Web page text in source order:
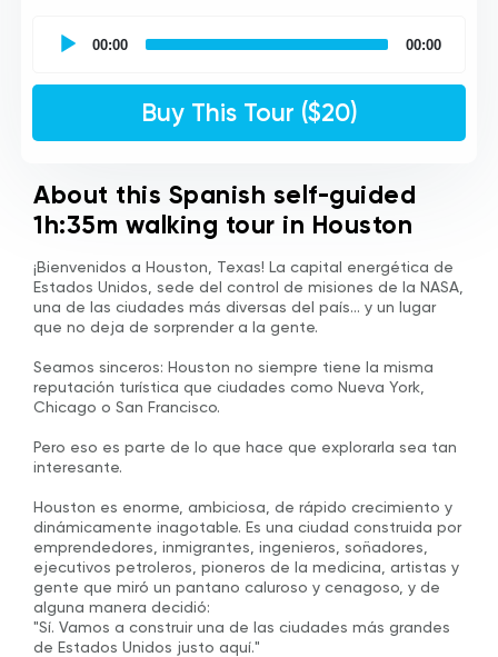
self
00:00 00:00
Buy This Tour ($20)
About this Spanish self-guided
1h:35m walking tour in Houston
¡Bienvenidos a Houston, Texas! La capital energética de
Estados Unidos, sede del control de misiones de la NASA,
una de las ciudades más diversas del país… y un lugar
que no deja de sorprender a la gente.
Seamos sinceros: Houston no siempre tiene la misma
reputación turística que ciudades como Nueva York,
Chicago o San Francisco.
Pero eso es parte de lo que hace que explorarla sea tan
interesante.
Houston es enorme, ambiciosa, de rápido crecimiento y
dinámicamente inagotable. Es una ciudad construida por
emprendedores, inmigrantes, ingenieros, soñadores,
ejecutivos petroleros, pioneros de la medicina, artistas y
gente que miró un pantano caluroso y cenagoso, y de
alguna manera decidió:
"Sí. Vamos a construir una de las ciudades más grandes
de Estados Unidos justo aquí."